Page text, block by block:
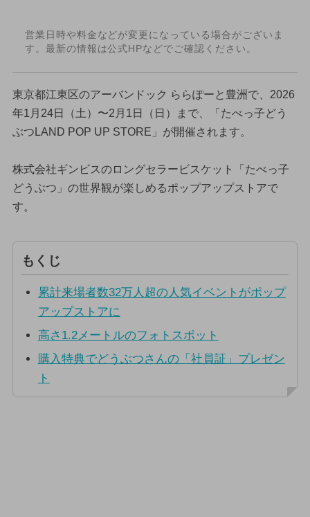
営業日時や料金などが変更になっている場合がございま
す。最新の情報は公式HPなどでご確認ください。
東京都江東区のアーバンドック ららぽーと豊洲で、2026
年1月24日（土）〜2月1日（日）まで、「たべっ子どう
ぶつLAND POP UP STORE」が開催されます。
株式会社ギンビスのロングセラービスケット「たべっ子
どうぶつ」の世界観が楽しめるポップアップストアで
す。
もくじ
累計来場者数32万人超の人気イベントがポップ
アップストアに
高さ1.2メートルのフォトスポット
購入特典でどうぶつさんの「社員証」プレゼン
ト